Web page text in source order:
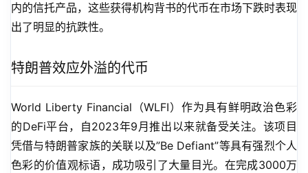
内的信托产品，这些获得机构背书的代币在市场下跌时表现
出了明显的抗跌性。
特朗普效应外溢的代币
World Liberty Financial（WLFI）作为具有鲜明政治色彩
的DeFi平台，自2023年9月推出以来就备受关注。该项目
凭借与特朗普家族的关联以及”Be Defiant”等具有强烈个人
色彩的价值观标语，成功吸引了大量目光。在完成3000万